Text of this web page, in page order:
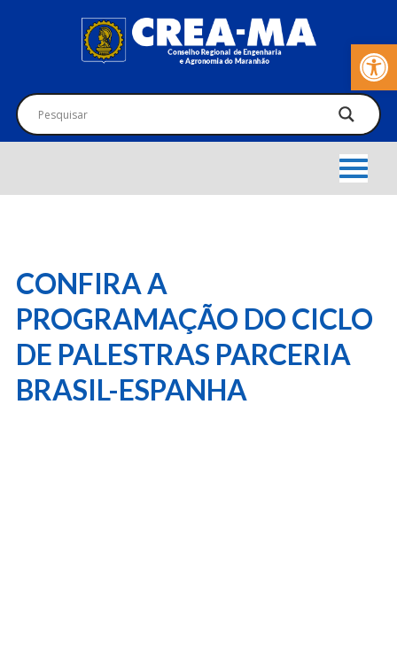
Barra de
CONFIRA A
PROGRAMAÇÃO DO CICLO
DE PALESTRAS PARCERIA
BRASIL-ESPANHA